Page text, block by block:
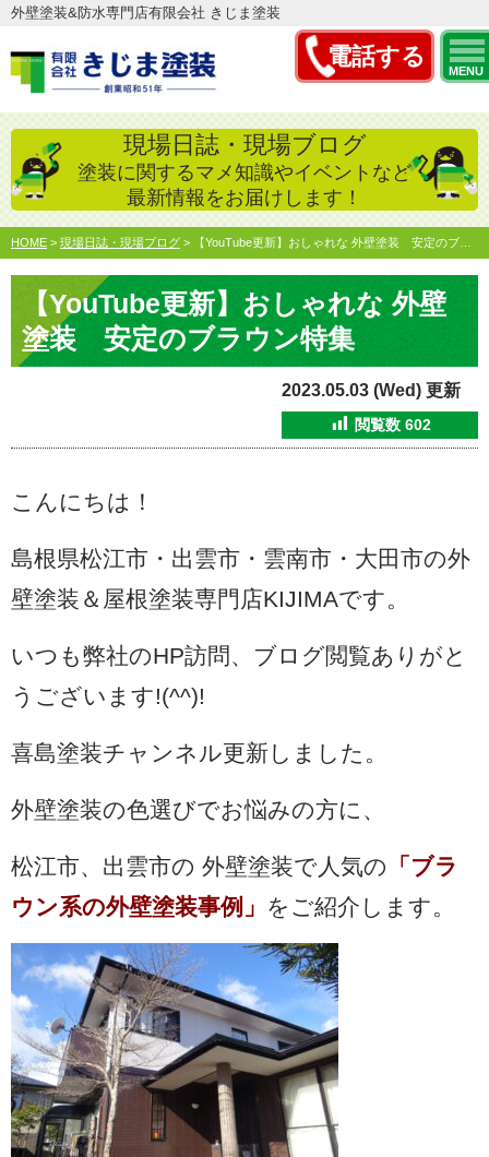
電話する
MENU
外壁塗装&防水専門店有限会社 きじま塗装
現場日誌・現場ブログ
塗装に関するマメ知識やイベントなど
最新情報をお届けします！
HOME > 現場日誌・現場ブログ > 【YouTube更新】おしゃれな 外壁塗装 安定のブラウン…
【YouTube更新】おしゃれな 外壁
塗装 安定のブラウン特集
2023.05.03 (Wed) 更新
閲覧数 602
こんにちは！
島根県松江市・出雲市・雲南市・大田市の外
壁塗装＆屋根塗装専門店KIJIMAです。
いつも弊社のHP訪問、ブログ閲覧ありがと
うございます!(^^)!
喜島塗装チャンネル更新しました。
外壁塗装の色選びでお悩みの方に、
松江市、出雲市の 外壁塗装で人気の 「ブラ
ウン系の外壁塗装事例」 をご紹介します。